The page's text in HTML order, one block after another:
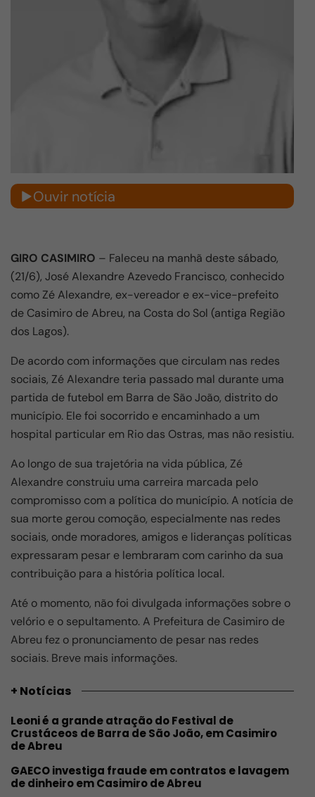
Ouvir notícia
GIRO CASIMIRO – Faleceu na manhã deste sábado,
(21/6), José Alexandre Azevedo Francisco, conhecido
como Zé Alexandre, ex-vereador e ex-vice-prefeito
de Casimiro de Abreu, na Costa do Sol (antiga Região
dos Lagos).
De acordo com informações que circulam nas redes
sociais, Zé Alexandre teria passado mal durante uma
partida de futebol em Barra de São João, distrito do
município. Ele foi socorrido e encaminhado a um
hospital particular em Rio das Ostras, mas não resistiu.
Ao longo de sua trajetória na vida pública, Zé
Alexandre construiu uma carreira marcada pelo
compromisso com a política do município. A notícia de
sua morte gerou comoção, especialmente nas redes
sociais, onde moradores, amigos e lideranças políticas
expressaram pesar e lembraram com carinho da sua
contribuição para a história política local.
Até o momento, não foi divulgada informações sobre o
velório e o sepultamento. A Prefeitura de Casimiro de
Abreu fez o pronunciamento de pesar nas redes
sociais. Breve mais informações.
+ Notícias
Leoni é a grande atração do Festival de
Crustáceos de Barra de São João, em Casimiro
de Abreu
GAECO investiga fraude em contratos e lavagem
de dinheiro em Casimiro de Abreu